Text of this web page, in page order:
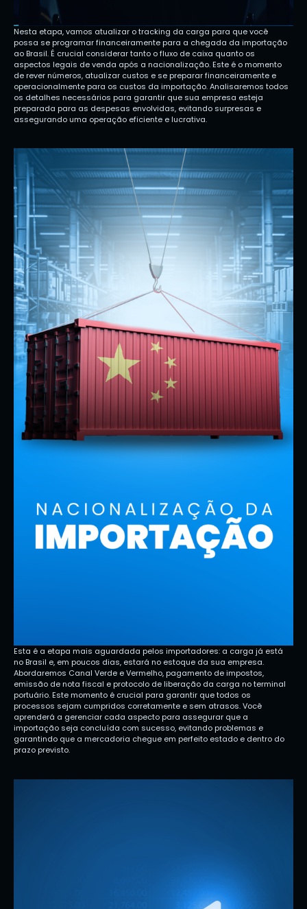
Nesta etapa, vamos atualizar o tracking da carga para que você
possa se programar financeiramente para a chegada da importação
ao Brasil. É crucial considerar tanto o fluxo de caixa quanto os
aspectos legais de venda após a nacionalização. Este é o momento
de rever números, atualizar custos e se preparar financeiramente e
operacionalmente para os custos da importação. Analisaremos todos
os detalhes necessários para garantir que sua empresa esteja
preparada para as despesas envolvidas, evitando surpresas e
assegurando uma operação eficiente e lucrativa.
Esta é a etapa mais aguardada pelos importadores: a carga já está
no Brasil e, em poucos dias, estará no estoque da sua empresa.
Abordaremos Canal Verde e Vermelho, pagamento de impostos,
emissão de nota fiscal e protocolo de liberação da carga no terminal
portuário. Este momento é crucial para garantir que todos os
processos sejam cumpridos corretamente e sem atrasos. Você
aprenderá a gerenciar cada aspecto para assegurar que a
importação seja concluída com sucesso, evitando problemas e
garantindo que a mercadoria chegue em perfeito estado e dentro do
prazo previsto.